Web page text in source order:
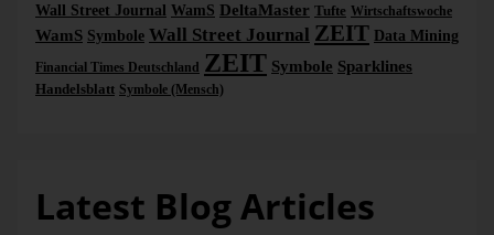
Wall Street Journal WamS DeltaMaster Tufte Wirtschaftswoche
WamS Symbole Wall Street Journal ZEIT Data Mining
Financial Times Deutschland ZEIT Symbole Sparklines
Handelsblatt Symbole (Mensch)
Latest Blog Articles